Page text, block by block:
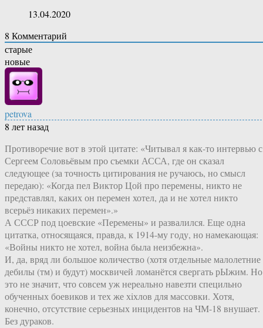
13.04.2020
8 Комментарий
старые
новые
petrova
8 лет назад
Противоречие вот в этой цитате: «Читывал я как-то интервью с
Сергеем Соловьёвым про съемки АССА, где он сказал
следующее (за точность цитирования не ручаюсь, но смысл
передаю): «Когда пел Виктор Цой про перемены, никто не
представлял, каких он перемен хотел, да и не хотел никто
всерьёз никаких перемен».»
А СССР под цоевские «Перемены» и развалился. Еще одна
цитатка, относящаяся, правда, к 1914-му году, но намекающая:
«Войны никто не хотел, война была неизбежна».
И, да, вряд ли большое количество (хотя отдельные малолетние
дебилы (тм) и будут) москвичей ломанётся свергать рЫжим. Но
это не значит, что совсем уж нереально навезти специльно
обученных боевиков и тех же хiхлов для массовки. Хотя,
конечно, отсутствие серьезных инцидентов на ЧМ-18 внушает.
Без дураков.